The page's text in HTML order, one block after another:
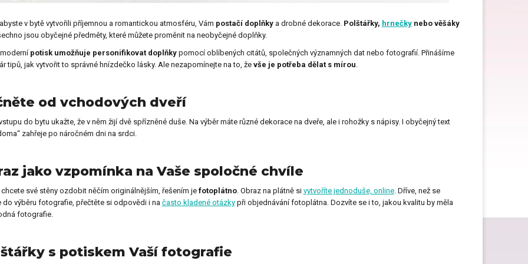
pro kolegu Dárky na Den dětí Dárky ke Dni matek
k výročí Dárky k Valentýnu Dárky na svatbu
na křtiny Dárky pro ženy
v bytě vytvořili příjemnou a romantickou atmosféru, Vám postačí doplňkya drobné dekorace. Polštářky, hrnečkynebo věšáky
jsou obyčejné předměty, které můžete proměnit na neobyčejné doplňky.
potisk umožňuje personifikovat doplňkypomocí oblíbených citátů, společných významných dat nebo fotografií. Přinášíme
tipů, jak vytvořit to správné hnízdečko lásky. Ale nezapomínejte na to, že vše je potřeba dělat s mírou.
od vchodových dveří
do bytu ukažte, že v něm žijí dvě spřízněné duše. Na výběr máte různé dekorace na dveře, ale i rohožky s nápisy. I obyčejný text
zahřeje po náročném dni na srdci.
jako vzpomínka na Vaše spoločné chvíle
své stěny ozdobit něčím originálnějším, řešením je fotoplátno. Obraz na plátně si vytvoříte jednoduše, online. Dříve, než se
do výběru fotografie, přečtěte si odpovědi i na často kladené otázkypři objednávání fotoplátna. Dozvíte se i to, jakou kvalitu by měla
fotografie.
s potiskem Vaší fotografie